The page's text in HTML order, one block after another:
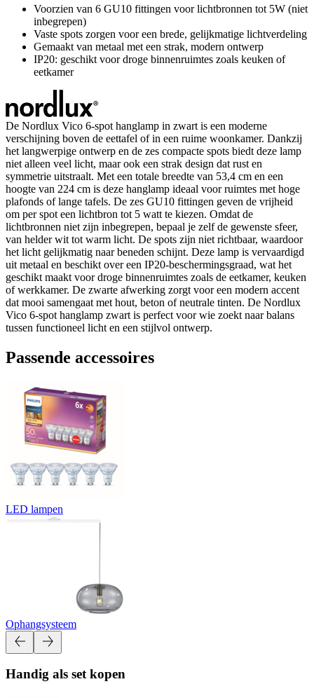
Voorzien van 6 GU10 fittingen voor lichtbronnen tot 5W (niet
inbegrepen)
Vaste spots zorgen voor een brede, gelijkmatige lichtverdeling
Gemaakt van metaal met een strak, modern ontwerp
IP20: geschikt voor droge binnenruimtes zoals keuken of
eetkamer
De Nordlux Vico 6-spot hanglamp in zwart is een moderne
verschijning boven de eettafel of in een ruime woonkamer. Dankzij
het langwerpige ontwerp en de zes compacte spots biedt deze lamp
niet alleen veel licht, maar ook een strak design dat rust en
symmetrie uitstraalt. Met een totale breedte van 53,4 cm en een
hoogte van 224 cm is deze hanglamp ideaal voor ruimtes met hoge
plafonds of lange tafels. De zes GU10 fittingen geven de vrijheid
om per spot een lichtbron tot 5 watt te kiezen. Omdat de
lichtbronnen niet zijn inbegrepen, bepaal je zelf de gewenste sfeer,
van helder wit tot warm licht. De spots zijn niet richtbaar, waardoor
het licht gelijkmatig naar beneden schijnt. Deze lamp is vervaardigd
uit metaal en beschikt over een IP20-beschermingsgraad, wat het
geschikt maakt voor droge binnenruimtes zoals de eetkamer, keuken
of werkkamer. De zwarte afwerking zorgt voor een modern accent
dat mooi samengaat met hout, beton of neutrale tinten. De Nordlux
Vico 6-spot hanglamp zwart is perfect voor wie zoekt naar balans
tussen functioneel licht en een stijlvol ontwerp.
Passende accessoires
LED lampen
Ophangsysteem
Handig als set kopen